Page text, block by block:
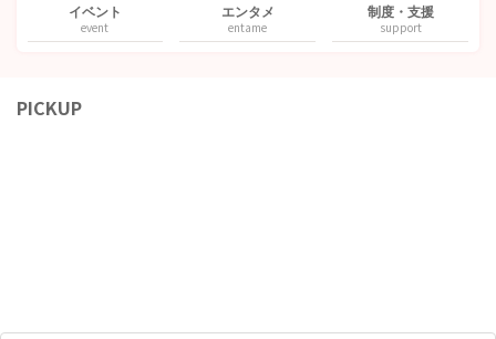
イベント
event
エンタメ
entame
制度・支援
support
PICKUP